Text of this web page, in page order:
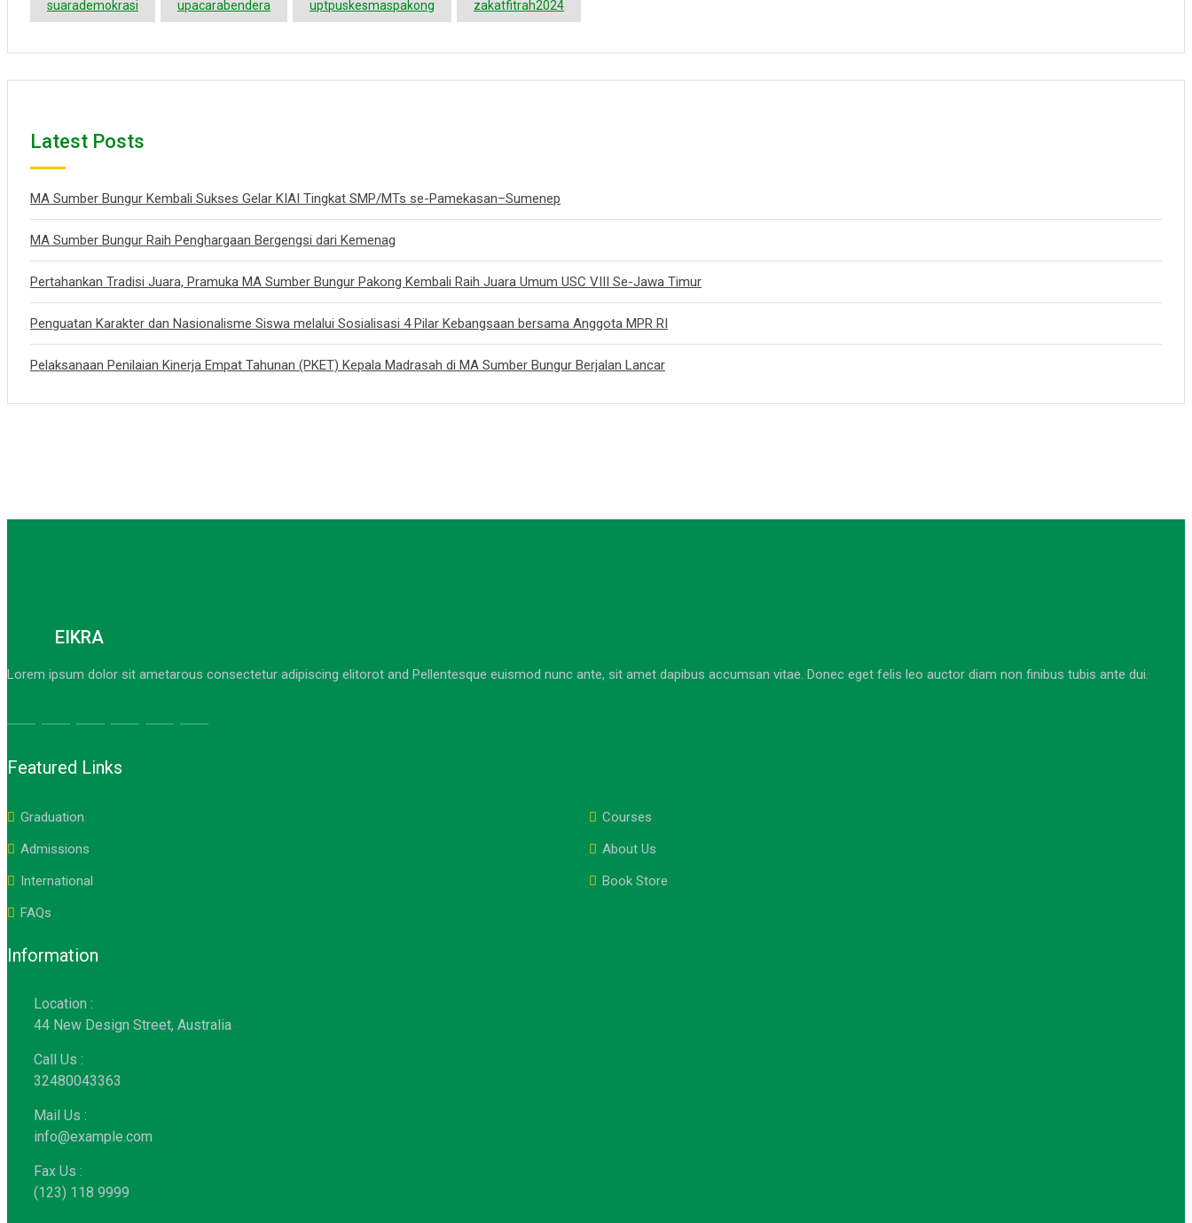
suarademokrasi upacarabendera uptpuskesmaspakong zakatfitrah2024
Latest Posts
MA Sumber Bungur Kembali Sukses Gelar KIAI Tingkat SMP/MTs se-Pamekasan–Sumenep
MA Sumber Bungur Raih Penghargaan Bergengsi dari Kemenag
Pertahankan Tradisi Juara, Pramuka MA Sumber Bungur Pakong Kembali Raih Juara Umum USC VIII Se-Jawa Timur
Penguatan Karakter dan Nasionalisme Siswa melalui Sosialisasi 4 Pilar Kebangsaan bersama Anggota MPR RI
Pelaksanaan Penilaian Kinerja Empat Tahunan (PKET) Kepala Madrasah di MA Sumber Bungur Berjalan Lancar
EIKRA
Lorem ipsum dolor sit ametarous consectetur adipiscing elitorot and Pellentesque euismod nunc ante, sit amet dapibus accumsan vitae. Donec eget felis leo auctor diam non finibus tubis ante dui.
Featured Links
Graduation
Courses
Admissions
About Us
International
Book Store
FAQs
Information
Location :
44 New Design Street, Australia
Call Us :
32480043363
Mail Us :
info@example.com
Fax Us :
(123) 118 9999